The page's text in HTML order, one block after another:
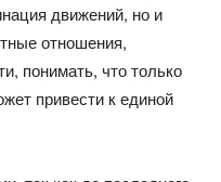
движений, но и
отношения,
понимать, что только
привести к единой